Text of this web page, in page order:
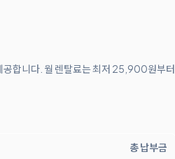
공합니다. 월 렌탈료는 최저 25,900원부터
총 납부금